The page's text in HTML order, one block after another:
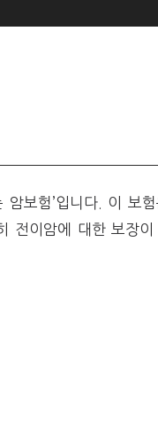
보험’입니다. 이 보험
전이암에 대한 보장이